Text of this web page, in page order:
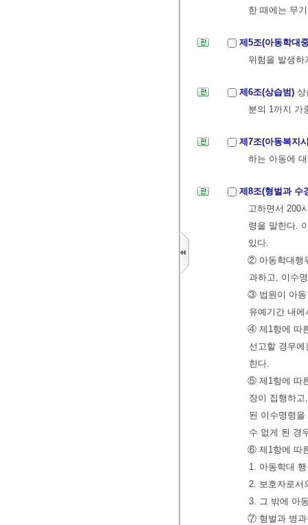
한 때에는 무
제5조(아동학대
위험을 발생
제6조(상습범) 상
분의 1까지 가
제7조(아동복지
하는 아동에
제8조(형벌과 수
고하면서 200
령을 말한다.
있다.
② 아동학대행
과하고, 이수
③ 법원이 아동
유예기간 내
④ 제1항에 따
선고할 경우
한다.
⑤ 제1항에 따
장이 집행하
된 이수명령
수 없게 된 경
⑥ 제1항에 따
1. 아동학대
2. 보호자로서
3. 그 밖에 아
⑦ 형벌과 병과